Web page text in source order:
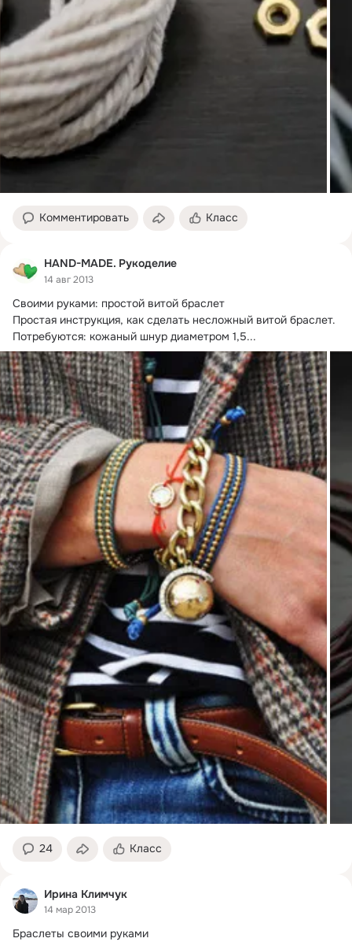
Комментировать Класс
HAND-MADE. Рукоделие
14 авг 2013
Своими руками: простой витой браслет
Простая инструкция, как сделать несложный витой браслет.
Потребуются: кожаный шнур диаметром 1,5...
24 Класс
Ирина Климчук
14 мар 2013
Браслеты своими руками